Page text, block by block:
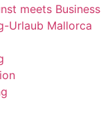
meets Business
Urlaub Mallorca